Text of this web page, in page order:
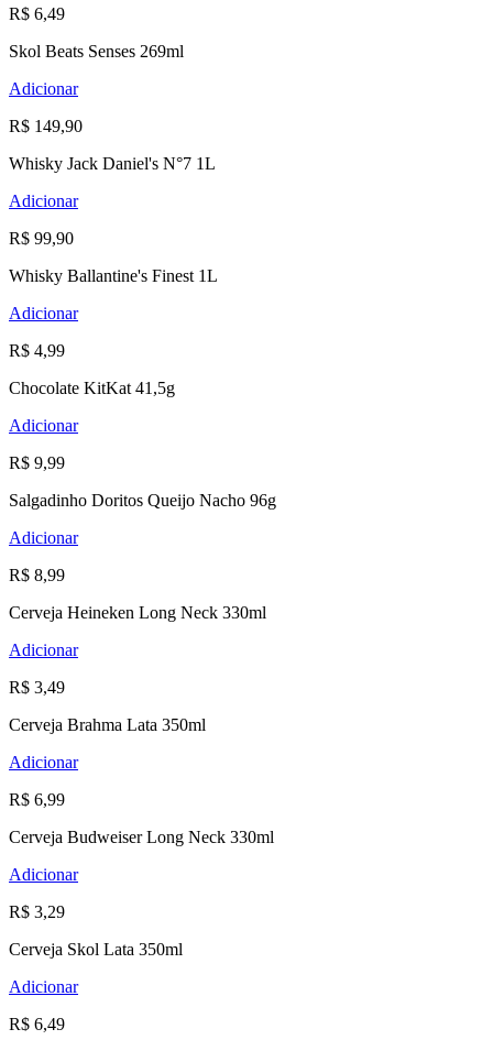
R$ 6,49
Skol Beats Senses 269ml
Adicionar
R$ 149,90
Whisky Jack Daniel's N°7 1L
Adicionar
R$ 99,90
Whisky Ballantine's Finest 1L
Adicionar
R$ 4,99
Chocolate KitKat 41,5g
Adicionar
R$ 9,99
Salgadinho Doritos Queijo Nacho 96g
Adicionar
R$ 8,99
Cerveja Heineken Long Neck 330ml
Adicionar
R$ 3,49
Cerveja Brahma Lata 350ml
Adicionar
R$ 6,99
Cerveja Budweiser Long Neck 330ml
Adicionar
R$ 3,29
Cerveja Skol Lata 350ml
Adicionar
R$ 6,49